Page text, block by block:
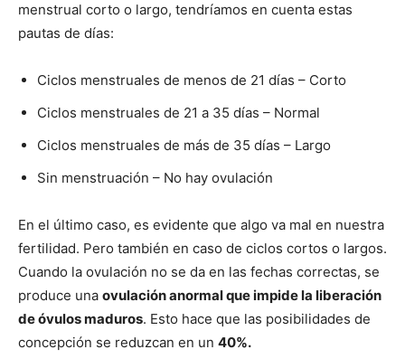
menstrual corto o largo, tendríamos en cuenta estas
pautas de días:
Ciclos menstruales de menos de 21 días – Corto
Ciclos menstruales de 21 a 35 días – Normal
Ciclos menstruales de más de 35 días – Largo
Sin menstruación – No hay ovulación
En el último caso, es evidente que algo va mal en nuestra
fertilidad. Pero también en caso de ciclos cortos o largos.
Cuando la ovulación no se da en las fechas correctas, se
produce una ovulación anormal que impide la liberación
de óvulos maduros. Esto hace que las posibilidades de
concepción se reduzcan en un 40%.